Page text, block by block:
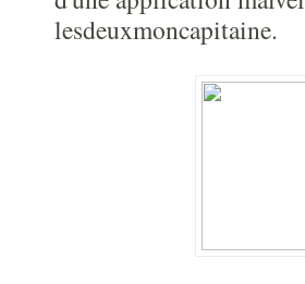
lesdeuxmoncapitaine.